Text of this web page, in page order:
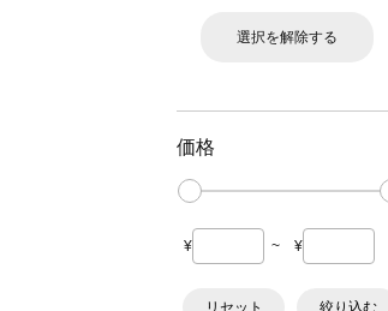
選択を解除する
価格
¥ ~ ¥
リセット 絞り込む